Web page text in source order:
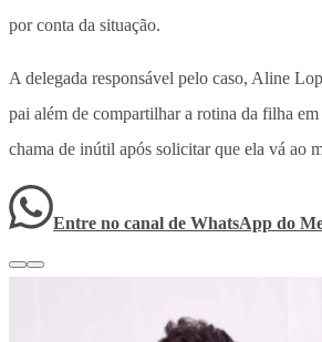
por conta da situação.
A delegada responsável pelo caso, Aline
pai além de compartilhar a rotina da filha em
chama de inútil após solicitar que ela vá ao
Entre no canal de WhatsApp do